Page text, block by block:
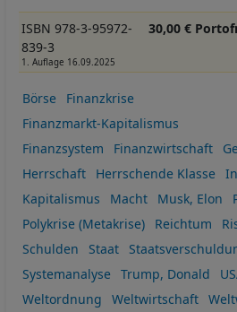
ISBN 978-3-95972-
839-3
1. Auflage 16.09.2025
30,00 €
Börse
Finanzkrise
Finanzmarkt-Kapitalismus
Finanzsystem
Finanzwirtschaft
Herrschaft
Herrschende Klasse
Kapitalismus
Macht Musk, Elon
Polykrise (Metakrise)
Reichtum
Schulden
Staat
Systemanalyse
Trump, Donald
Weltordnung
Weltwirtschaft